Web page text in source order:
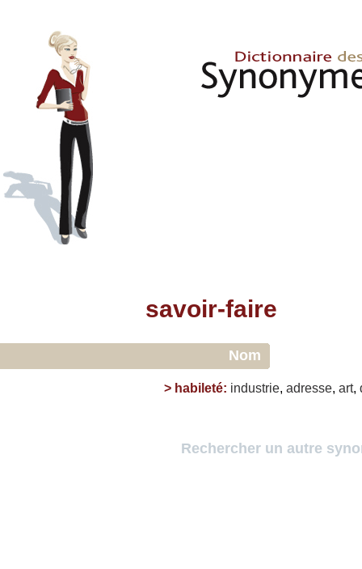
savoir-faire
Nom
> habileté: industrie, adresse, art,
Rechercher un autre